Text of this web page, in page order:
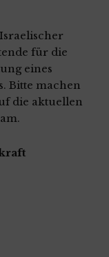
für die
eines
Bitte machen
die aktuellen